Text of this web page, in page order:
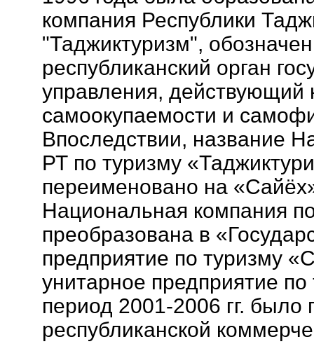
компания Республики
"Таджиктуризм",
республиканский орган
управления, действующий
самоокупаемости и
Впоследствии, название
РТ по туризму
переименовано на
Национальная компания
преобразована в
предприятие по туризму
унитарное предприятие
период 2001-2006 гг. было
республиканской